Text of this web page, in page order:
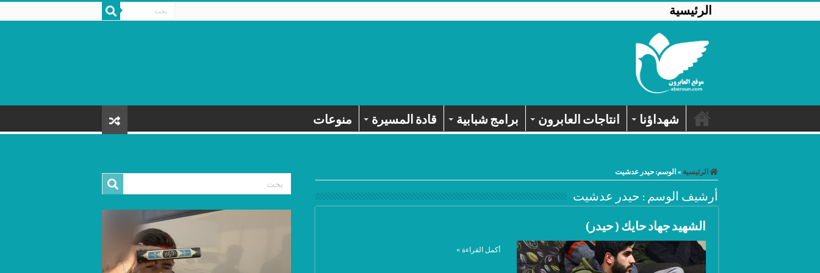
الرئيسية
شهداؤنا انتاجات العابرون برامج شبابية قادة المسيرة منوعات
الرئيسية »الوسم:حيدر عدشيت
أرشيف الوسم : حيدر عدشيت
الشهيد جهاد حايك ( حيدر)
أكمل القراءة »